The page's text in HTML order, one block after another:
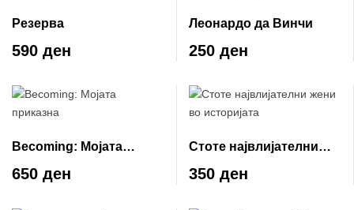
Резерва
590 ден
Леонардо да Винчи
250 ден
Becoming: Мојата
приказна
650 ден
Стоте највлијателни
жени во историјата
350 ден